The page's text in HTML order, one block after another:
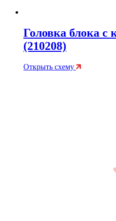
Головка блока
(210208)
Открыть схему